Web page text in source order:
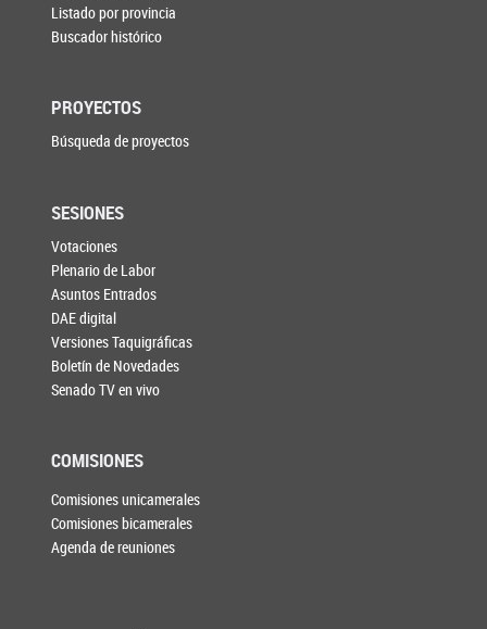
Listado por provincia
Buscador histórico
PROYECTOS
Búsqueda de proyectos
SESIONES
Votaciones
Plenario de Labor
Asuntos Entrados
DAE digital
Versiones Taquigráficas
Boletín de Novedades
Senado TV en vivo
COMISIONES
Comisiones unicamerales
Comisiones bicamerales
Agenda de reuniones